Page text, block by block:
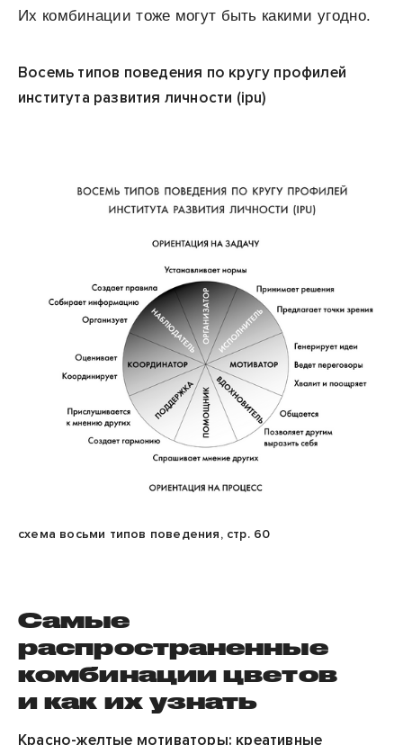
Их комбинации тоже могут быть какими угодно.
Восемь типов поведения по кругу профилей
института развития личности (ipu)
схема восьми типов поведения, стр. 60
Самые
распространенные
комбинации цветов
и как их узнать
Красно-желтые мотиваторы: креативные